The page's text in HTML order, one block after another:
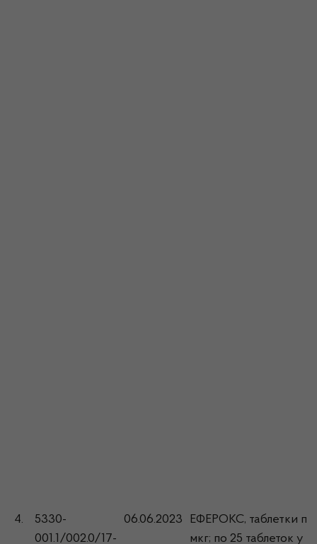
4.
5330-
001.1/002.0/17-
06.06.2023
ЕФЕРОКС, таблетки по
мкг; по 25 таблеток у